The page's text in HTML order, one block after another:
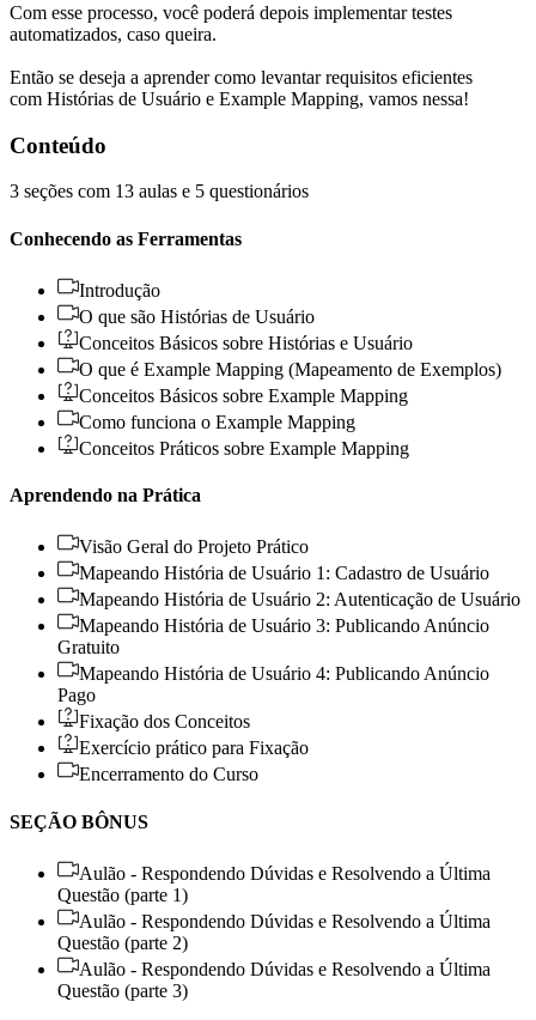
Com esse processo, você poderá depois implementar testes
automatizados, caso queira.
Então se deseja a aprender como levantar requisitos eficientes
com Histórias de Usuário e Example Mapping, vamos nessa!
Conteúdo
3 seções com 13 aulas e 5 questionários
Conhecendo as Ferramentas
Introdução
O que são Histórias de Usuário
Conceitos Básicos sobre Histórias e Usuário
O que é Example Mapping (Mapeamento de Exemplos)
Conceitos Básicos sobre Example Mapping
Como funciona o Example Mapping
Conceitos Práticos sobre Example Mapping
Aprendendo na Prática
Visão Geral do Projeto Prático
Mapeando História de Usuário 1: Cadastro de Usuário
Mapeando História de Usuário 2: Autenticação de Usuário
Mapeando História de Usuário 3: Publicando Anúncio
Gratuito
Mapeando História de Usuário 4: Publicando Anúncio
Pago
Fixação dos Conceitos
Exercício prático para Fixação
Encerramento do Curso
SEÇÃO BÔNUS
Aulão - Respondendo Dúvidas e Resolvendo a Última
Questão (parte 1)
Aulão - Respondendo Dúvidas e Resolvendo a Última
Questão (parte 2)
Aulão - Respondendo Dúvidas e Resolvendo a Última
Questão (parte 3)